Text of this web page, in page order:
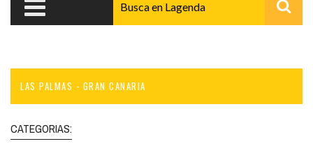
LAS PALMAS - GRAN CANARIA
CATEGORIAS: